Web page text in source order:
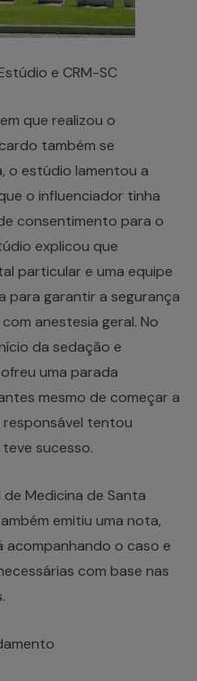
e CRM-SC
que realizou o
também se
o estúdio lamentou a
o influenciador tinha
consentimento para o
explicou que
particular e uma equipe
para garantir a segurança
anestesia geral. No
da sedação e
uma parada
mesmo de começar a
tentou
sucesso.
de Medicina de Santa
emitiu uma nota,
acompanhando o caso e
com base nas